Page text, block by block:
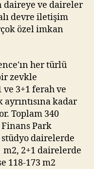
daireye ve daireler
devre iletişim
özel imkan
her türlü
zevkle
ve 3+1 ferah ve
kadar
Toplam 340
Park
dairelerde
m2, 2+1 dairelerde
118-173 m2